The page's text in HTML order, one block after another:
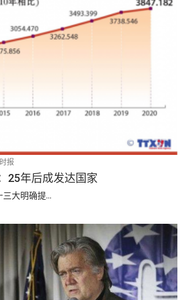
报
25年后成发达国家
三大明确提...